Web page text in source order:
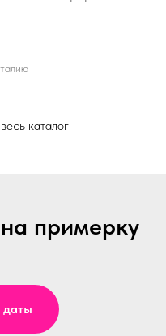
каталог
примерку
даты